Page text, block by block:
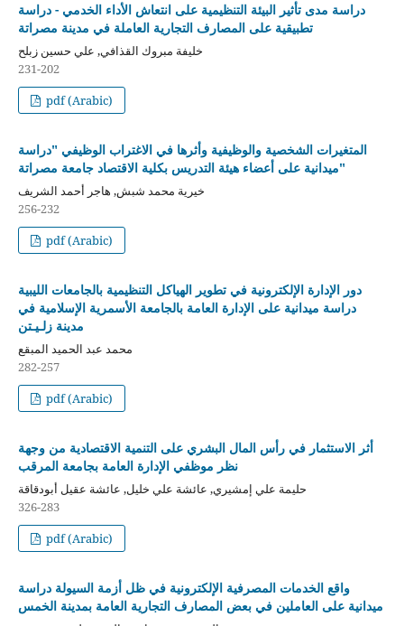
دراسة مدى تأثير البيئة التنظيمية على انتعاش الأداء الخدمي - دراسة
تطبيقية على المصارف التجارية العاملة في مدينة مصراتة
خليفة مبروك القذافي, علي حسين زبلح
231-202
pdf (Arabic)
المتغيرات الشخصية والوظيفية وأثرها في الاغتراب الوظيفي "دراسة
ميدانية على أعضاء هيئة التدريس بكلية الاقتصاد جامعة مصراتة"
خيرية محمد شبش, هاجر أحمد الشريف
256-232
pdf (Arabic)
دور الإدارة الإلكترونية في تطوير الهياكل التنظيمية بالجامعات الليبية
دراسة ميدانية على الإدارة العامة بالجامعة الأسمرية الإسلامية في
مدينة زلـيـتن
محمد عبد الحميد المبقع
282-257
pdf (Arabic)
أثر الاستثمار في رأس المال البشري على التنمية الاقتصادية من وجهة
نظر موظفي الإدارة العامة بجامعة المرقب
حليمة علي إمشيري, عائشة علي خليل, عائشة عقيل أبودقاقة
326-283
pdf (Arabic)
واقع الخدمات المصرفية الإلكترونية في ظل أزمة السيولة دراسة
ميدانية على العاملين في بعض المصارف التجارية العامة بمدينة الخمس